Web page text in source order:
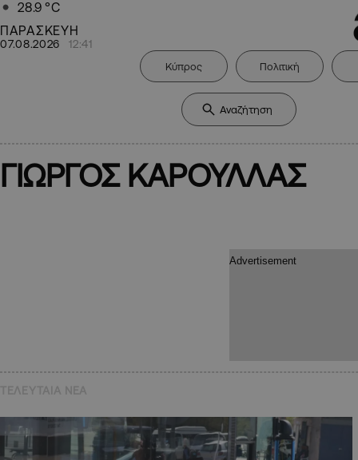
28.9 °C
ΠΑΡΑΣΚΕΥΗ
07.08.2026 12:41
Κύπρος Πολιτική
ΓΙΩΡΓΟΣ ΚΑΡΟΥΛΛΑΣ